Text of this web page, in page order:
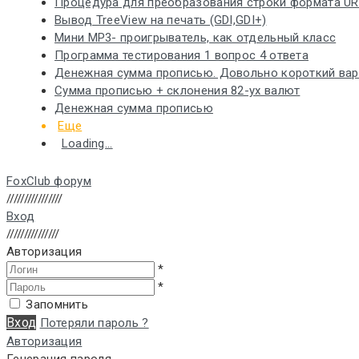
Вывод TreeView на печать (GDI,GDI+)
Мини MP3- проигрыватель, как отдельный класс
Программа тестирования 1 вопрос 4 ответа
Денежная сумма прописью. Довольно короткий
Сумма прописью + склонения 82-ух валют
Денежная сумма прописью
Еще
Loading...
FoxClub форум
////////////////
Вход
///////////////
Авторизация
*
*
Запомнить
Вход Потеряли пароль ?
Авторизация